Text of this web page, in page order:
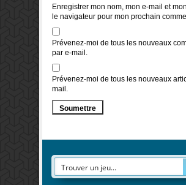
Enregistrer mon nom, mon e-mail et
le navigateur pour mon prochain
Prévenez-moi de tous les nouveaux
par e-mail.
Prévenez-moi de tous les nouveaux
mail.